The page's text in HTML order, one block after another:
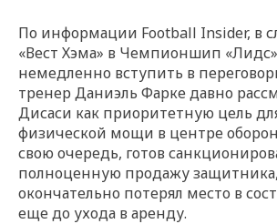
По информации Football Insider, в
«Вест Хэма» в Чемпионшип «Лидс»
немедленно вступить в
тренер Даниэль Фарке давно
Дисаси как приоритетную цель
физической мощи в центре
свою очередь, готов
полноценную продажу защитника,
окончательно потерял место в
еще до ухода в аренду.